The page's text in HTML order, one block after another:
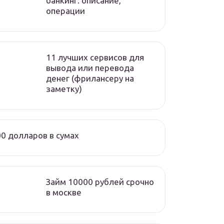
операции
11 лучших сервисов для
вывода или перевода
денег (фрилансеру на
заметку)
долларов в сумах
Займ 10000 рублей срочно
в москве